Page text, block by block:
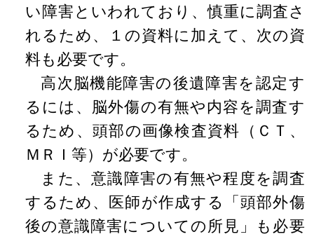
い障害といわれており、慎重に調査さ
れるため、１の資料に加えて、次の資
料も必要です。
高次脳機能障害の後遺障害を認定す
るには、脳外傷の有無や内容を調査す
るため、頭部の画像検査資料（ＣＴ、
ＭＲＩ等）が必要です。
また、意識障害の有無や程度を調査
するため、医師が作成する「頭部外傷
後の意識障害についての所見」も必要